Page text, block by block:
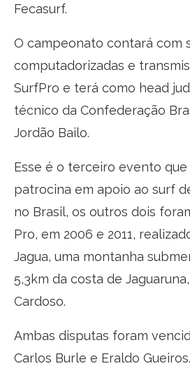
Fecasurf.
O campeonato contará com
computadorizadas e
SurfPro e terá como head
técnico da Confederação
Jordão Bailo.
Esse é o terceiro evento que
patrocina em apoio ao surf
no Brasil, os outros dois
Pro, em 2006 e 2011,
Jagua, uma montanha
5,3km da costa de
Cardoso.
Ambas disputas foram
Carlos Burle e Eraldo